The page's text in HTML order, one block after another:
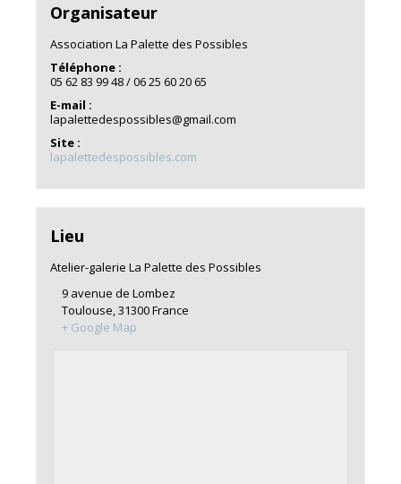
Organisateur
Association La Palette des Possibles
Téléphone :
05 62 83 99 48 / 06 25 60 20 65
E-mail :
lapalettedespossibles@gmail.com
Site :
lapalettedespossibles.com
Lieu
Atelier-galerie La Palette des Possibles
9 avenue de Lombez
Toulouse,31300France
+ Google Map